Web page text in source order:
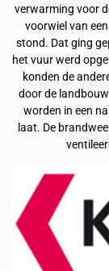
verwarming voor
voorwiel van
stond. Dat ging
het vuur werd
konden de
door de
worden in een
laat. De